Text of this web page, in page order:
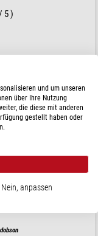
5 )
24 h
und um unseren
über Ihre Nutzung
die diese mit anderen
gestellt haben oder
Nein, anpassen